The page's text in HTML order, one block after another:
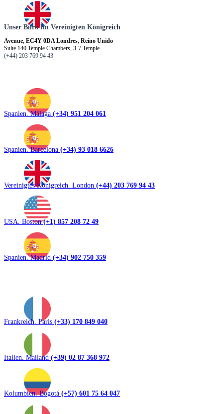
Unser Büro Im Vereinigten Königreich
Avenue, EC4Y 0DA Londres, Reino Unido
Suite 140 Temple Chambers, 3-7 Temple
(+44) 203 769 94 43
Spanien. Málaga (+34) 951 204 061
Spanien. Barcelona (+34) 93 018 6626
Vereinigtes Königreich. London (+44) 203 769 94 43
USA. Boston(+1) 857 208 72 49
Spanien. Madrid (+34) 902 750 359
Frankreich. Paris (+33) 170 849 040
Italien. Mailand (+39) 02 87 368 972
Kolumbien. Bogotá (+57) 601 75 64 047